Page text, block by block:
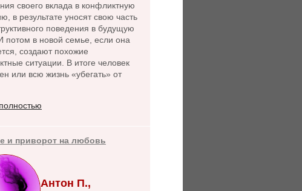
своего вклада в конфликтную
в результате уносят свою часть
поведения в будущую
потом в новой семье, если она
создают похожие
ситуации. В итоге человек
или всю жизнь «убегать» от
и приворот на любовь
Антон П.,